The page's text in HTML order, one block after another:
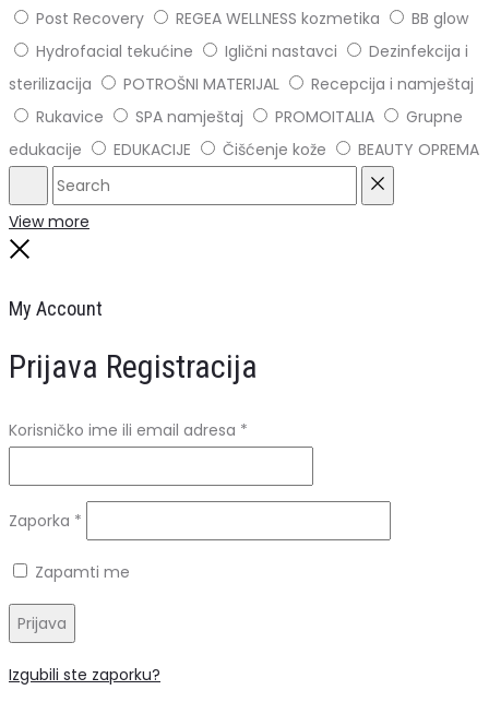
Post Recovery
REGEA WELLNESS kozmetika
BB glow
Hydrofacial tekućine
Iglični nastavci
Dezinfekcija i
sterilizacija
POTROŠNI MATERIJAL
Recepcija i namještaj
Rukavice
SPA namještaj PROMOITALIA
Grupne
edukacije
EDUKACIJE Čišćenje kože BEAUTY OPREMA
Search
View more
My Account
Prijava Registracija
Korisničko ime ili email adresa *
Zaporka *
Zapamti me
Prijava
Izgubili ste zaporku?